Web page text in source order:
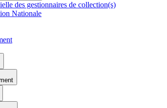
des gestionnaires de collection(s)
Nationale